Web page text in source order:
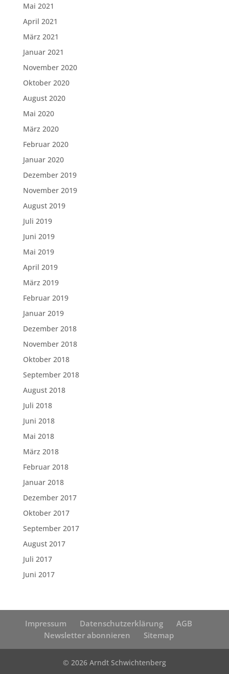
Mai 2021
April 2021
März 2021
Januar 2021
November 2020
Oktober 2020
August 2020
Mai 2020
März 2020
Februar 2020
Januar 2020
Dezember 2019
November 2019
August 2019
Juli 2019
Juni 2019
Mai 2019
April 2019
März 2019
Februar 2019
Januar 2019
Dezember 2018
November 2018
Oktober 2018
September 2018
August 2018
Juli 2018
Juni 2018
Mai 2018
März 2018
Februar 2018
Januar 2018
Dezember 2017
Oktober 2017
September 2017
August 2017
Juli 2017
Juni 2017
Impressum Datenschutzerklärung
AGB
Newsletter abonnieren
Sitemap
© 2026 Arndt Schwichtenberg